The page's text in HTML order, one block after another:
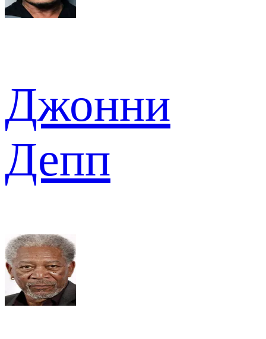
Джонни
Депп